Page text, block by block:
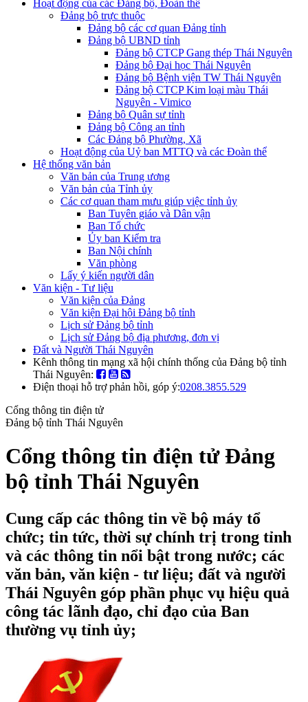
Hoạt động của các Đảng bộ, Đoàn thể
Đảng bộ trực thuộc
Đảng bộ các cơ quan Đảng tỉnh
Đảng bộ UBND tỉnh
Đảng bộ CTCP Gang thép Thái Nguyên
Đảng bộ Đại học Thái Nguyên
Đảng bộ Bệnh viện TW Thái Nguyên
Đảng bộ CTCP Kim loại màu Thái
Nguyên - Vimico
Đảng bộ Quân sự tỉnh
Đảng bộ Công an tỉnh
Các Đảng bộ Phường, Xã
Hoạt động của Uỷ ban MTTQ và các Đoàn thể
Hệ thống văn bản
Văn bản của Trung ương
Văn bản của Tỉnh ủy
Các cơ quan tham mưu giúp việc tỉnh ủy
Ban Tuyên giáo và Dân vận
Ban Tổ chức
Ủy ban Kiểm tra
Ban Nội chính
Văn phòng
Lấy ý kiến người dân
Văn kiện - Tư liệu
Văn kiện của Đảng
Văn kiện Đại hội Đảng bộ tỉnh
Lịch sử Đảng bộ tỉnh
Lịch sử Đảng bộ địa phương, đơn vị
Đất và Người Thái Nguyên
Kênh thông tin mạng xã hội chính thống của Đảng bộ tỉnh
Thái Nguyên:
Điện thoại hỗ trợ phản hồi, góp ý:0208.3855.529
Cổng thông tin điện tử
Đảng bộ tỉnh Thái Nguyên
Cổng thông tin điện tử Đảng
bộ tỉnh Thái Nguyên
Cung cấp các thông tin về bộ máy tổ
chức; tin tức, thời sự chính trị trong tỉnh
và các thông tin nổi bật trong nước; các
văn bản, văn kiện - tư liệu; đất và người
Thái Nguyên góp phần phục vụ hiệu quả
công tác lãnh đạo, chỉ đạo của Ban
thường vụ tỉnh ủy;